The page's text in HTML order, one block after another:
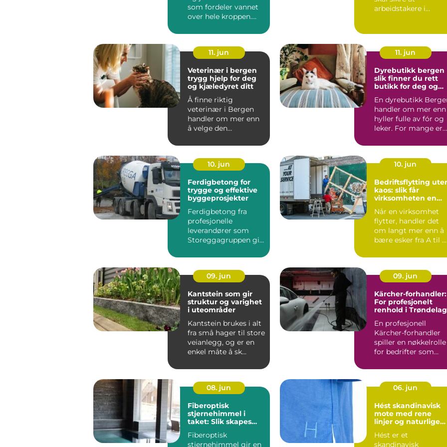
som fordeler vannet
over hele kroppen.
dette...
arbeidstakere i
11. jun
Veterinær i bergen
trygg hjelp for deg
og kjæledyret ditt
Å finne riktig
veterinær i Bergen
handler om mer enn
å velge den
For mange er kj...
11. jun
Dyrebutikk bergen
slik finner du rett
butikk for deg og
En dyrebutikk
handler om mer enn
hyller fulle av fór og
leker. For mange er
10. jun
Ferdigbetong for
trygge og effektive
byggeprosjekter
Ferdigbetong fra
profesjonelle
leverandører som
Storeggagruppen gir
entrepren&os...
10. jun
Bedriftsflytting
kaos: slik får
virksomheten en
Når en virksomhet
flytter, handler det
om langt mer enn å
bære esker fra A til
09. jun
Kantstein som gir
struktur og varighet
i uteområder
Kantstein brukes i alt
fra små hager til store
veianlegg, og er en
enkel måte å sk...
09. jun
Kärcher-forhandler:
For profesjonelt
renhold i Trøndelag
En profesjonell
Kärcher-forhandler
spiller en nøkkelrolle
for bedrifter som
08. jun
Fiberoptisk
stjernehimmel i
taket: Slik skapes
Fiberoptisk
stjernehimmel gir en
06. jun
Hést skandinavisk
mote med rene
linjer og naturlige
Hést er et
skandinavisk